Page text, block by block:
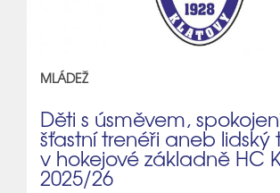
MLÁDEŽ
Děti s úsměvem,
šťastní trenéři aneb lidský
v hokejové základně HC
2025/26